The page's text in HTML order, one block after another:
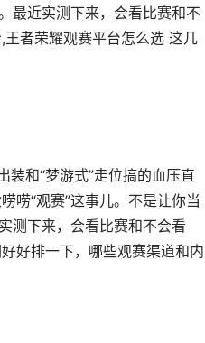
最近实测下来，会看比赛和不
者荣耀观赛平台怎么选 这几
装和“梦游式”走位搞的血压直
唠“观赛”这事儿。不是让你当
测下来，会看比赛和不会看
好排一下，哪些观赛渠道和内